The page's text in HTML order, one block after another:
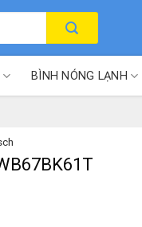
BÌNH NÓNG LẠNH